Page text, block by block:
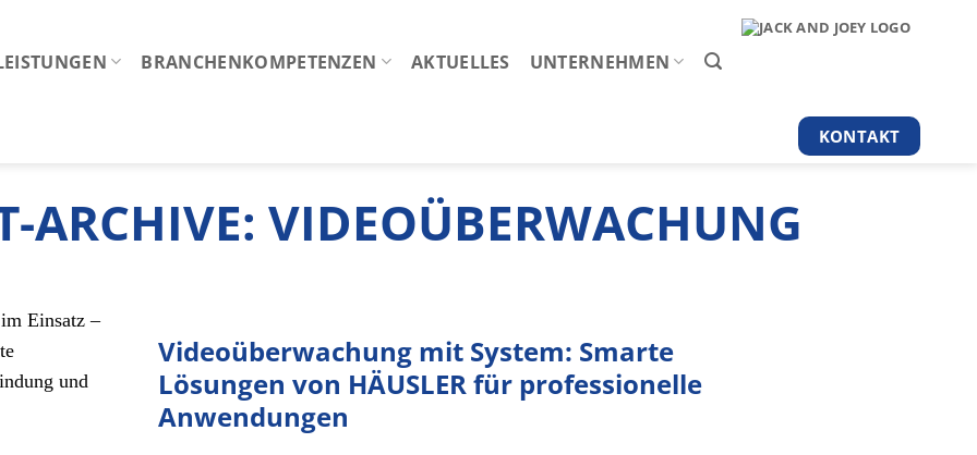
BRANCHENKOMPETENZEN AKTUELLES UNTERNEHMEN
KONTAKT
ARCHIVE: VIDEOÜBERWACHUNG
Videoüberwachung mit System: Smarte
Lösungen von HÄUSLER für professionelle
Anwendungen